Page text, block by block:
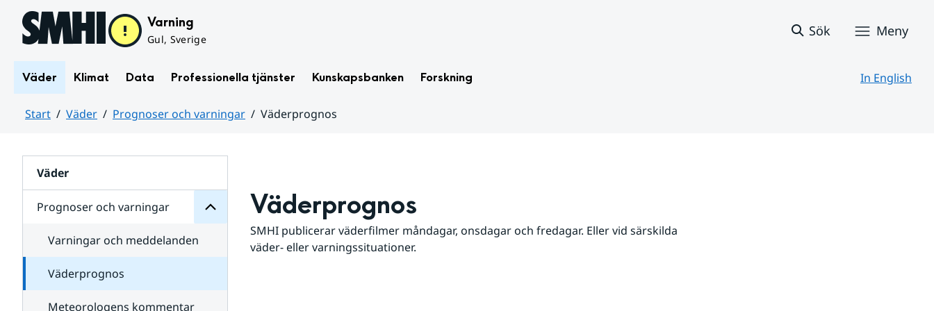
Hoppa till sidans innehåll Varning
Gul, Sverige
Sök Meny
Väder Klimat Data Professionella tjänster Kunskapsbanken Forskning In English
Start Väder Prognoser och varningar
Väderprognos
Väder
Prognoser och varningar
för
varningar
Varningar och meddelanden
Väderprognos
Meteorologens kommentar
Väderprognos
SMHI publicerar väderfilmer måndagar, onsdagar och fredagar. Eller vid särskilda
väder- eller varningssituationer.